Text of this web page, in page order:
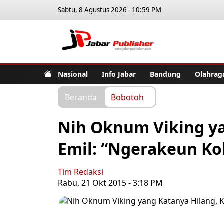
Sabtu, 8 Agustus 2026 - 10:59 PM
Nasional Info Jabar Bandung
Beranda Bobotoh
Nih Oknum Viking
Emil: “Ngerakeun
Tim Redaksi
Rabu, 21 Okt 2015 - 3:18 PM